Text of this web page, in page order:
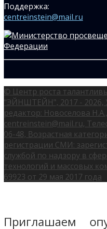
Поддержка:
centreinstein@mail.ru
© Центр роста
"ЭЙНШТЕЙН", 2017 - 2026,
редактор: Новоселова
centreinstein@mail.ru,
06-48, Возрастная
регистрации СМИ:
службой по надзору в
технологий и массовых
69923 от 29 мая 2017 года
Приглашаем